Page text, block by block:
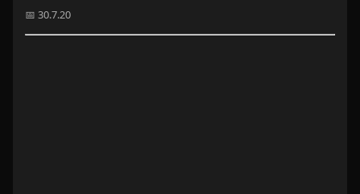
📅 30.7.20